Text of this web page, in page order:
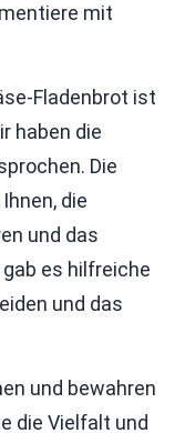
mit
Fladenbrot ist
haben die
Die
die
und das
es hilfreiche
und das
und bewahren
die Vielfalt und